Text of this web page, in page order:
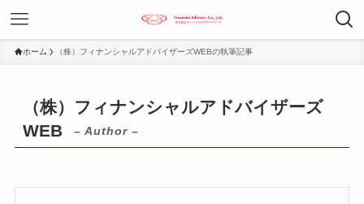
ホーム （株）フィナンシャルアドバイザーズWEBの執筆記事
（株）フィナンシャルアドバイザーズ
WEB
– Author –